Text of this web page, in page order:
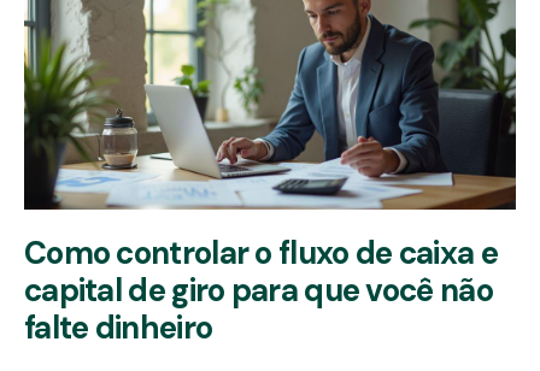
Como controlar o fluxo de caixa e
capital de giro para que você não
falte dinheiro